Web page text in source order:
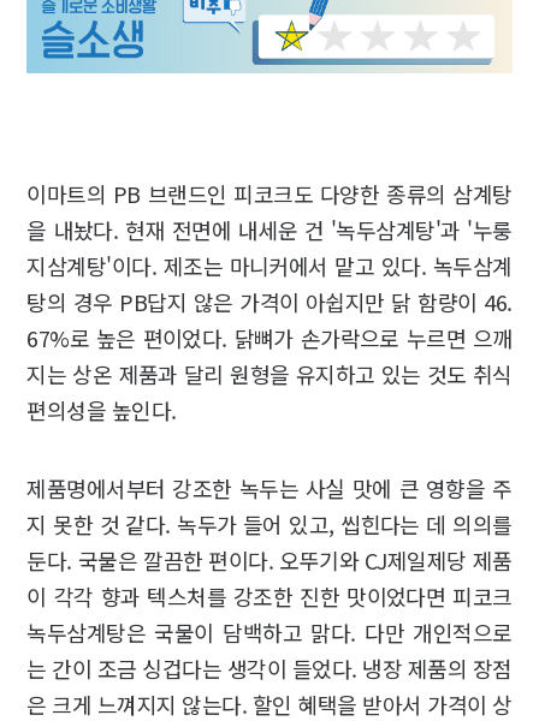
이마트의 PB 브랜드인 피코크도 다양한 종류의 삼계탕
을 내놨다. 현재 전면에 내세운 건 '녹두삼계탕'과 '누룽
지삼계탕'이다. 제조는 마니커에서 맡고 있다. 녹두삼계
탕의 경우 PB답지 않은 가격이 아쉽지만 닭 함량이 46.
67%로 높은 편이었다. 닭뼈가 손가락으로 누르면 으깨
지는 상온 제품과 달리 원형을 유지하고 있는 것도 취식
편의성을 높인다.
제품명에서부터 강조한 녹두는 사실 맛에 큰 영향을 주
지 못한 것 같다. 녹두가 들어 있고, 씹힌다는 데 의의를
둔다. 국물은 깔끔한 편이다. 오뚜기와 CJ제일제당 제품
이 각각 향과 텍스처를 강조한 진한 맛이었다면 피코크
녹두삼계탕은 국물이 담백하고 맑다. 다만 개인적으로
는 간이 조금 싱겁다는 생각이 들었다. 냉장 제품의 장점
은 크게 느껴지지 않는다. 할인 혜택을 받아서 가격이 상